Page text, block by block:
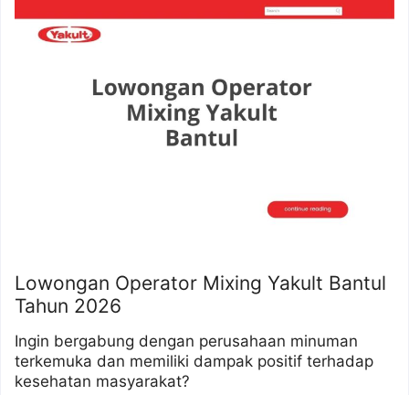
Lowongan Operator Mixing Yakult Bantul
Tahun 2026
Ingin bergabung dengan perusahaan minuman
terkemuka dan memiliki dampak positif terhadap
kesehatan masyarakat?